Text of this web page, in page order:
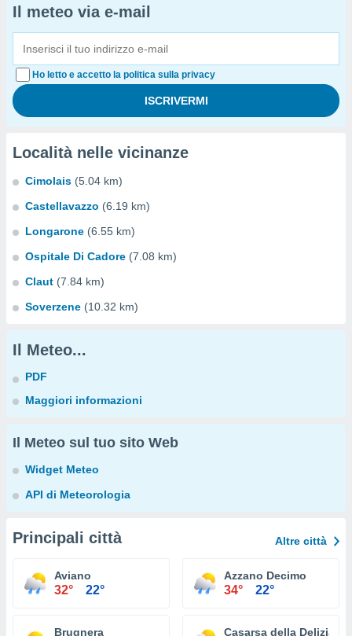
Il meteo via e-mail
Ho letto e accetto la politica sulla privacy
Località nelle vicinanze
Cimolais (5.04 km)
Castellavazzo (6.19 km)
Longarone (6.55 km)
Ospitale Di Cadore (7.08 km)
Claut (7.84 km)
Soverzene (10.32 km)
Il Meteo...
PDF
Maggiori informazioni
Il Meteo sul tuo sito Web
Widget Meteo
API di Meteorologia
Principali città Altre città
Aviano
32° 22°
Azzano Decimo
34° 22°
Brugnera Casarsa della Delizia